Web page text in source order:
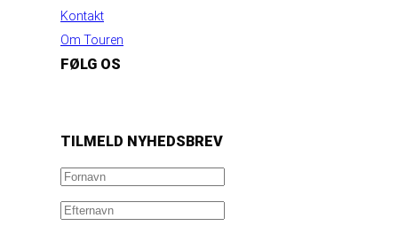
Kontakt
Om Touren
FØLG OS
TILMELD NYHEDSBREV